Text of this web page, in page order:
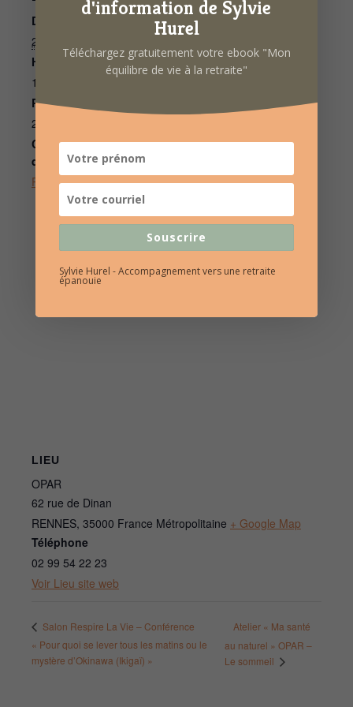
Date :
22 février 2022
Heure :
10h00 à 12h00
Prix :
25€
Catégorie
d’Évènement:
Psychologie Positive
Sylvie Hurel
Téléphone
06 86 69 53 36
E-mail
LIEU
OPAR
62 rue de Dinan
RENNES, 35000 France Métropolitaine + Google Map
Téléphone
02 99 54 22 23
Voir Lieu site web
Salon Respire La Vie – Conférence
« Pour quoi se lever tous les matins ou le
mystère d’Okinawa (Ikigaï) »
Atelier « Ma santé
au naturel » OPAR –
Le sommeil
d'information de Sylvie
Hurel
Téléchargez gratuitement votre ebook "Mon
équilibre de vie à la retraite"
Souscrire
Sylvie Hurel - Accompagnement vers une retraite
épanouie